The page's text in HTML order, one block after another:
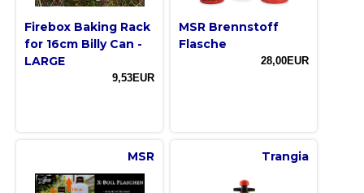
Firebox Baking Rack
for 16cm Billy Can -
LARGE
9,53EUR
MSR Brennstoff
Flasche
28,00EUR
MSR Trangia